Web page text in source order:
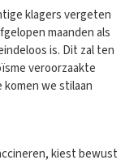
klagers vergeten
maanden als
is. Dit zal ten
veroorzaakte
we stilaan
kiest bewust